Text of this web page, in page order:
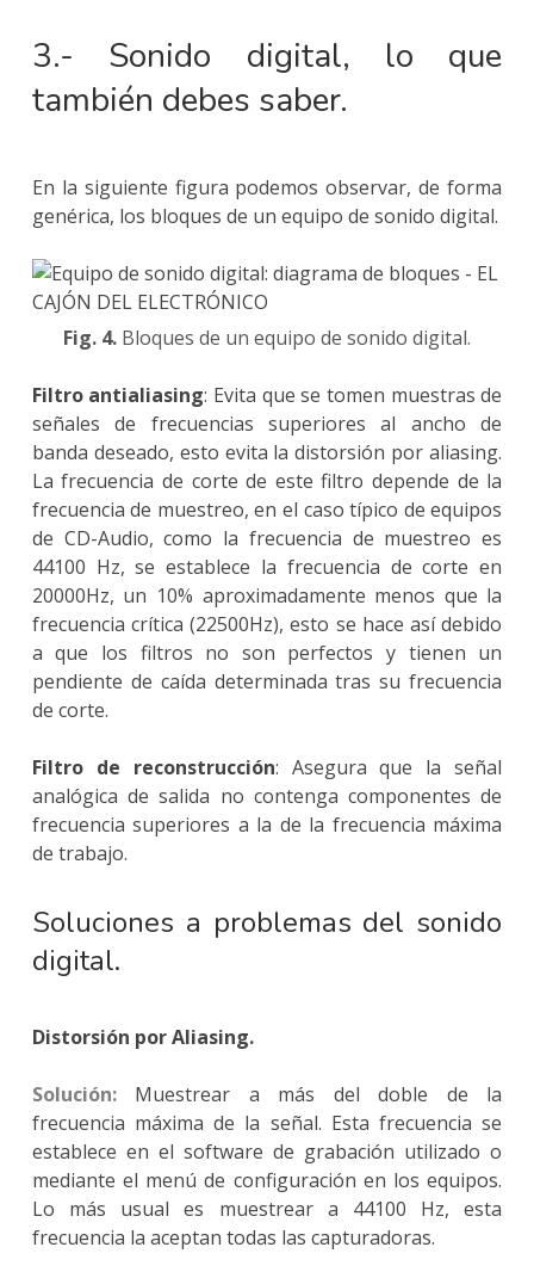
3.- Sonido digital, lo que
también debes saber.
En la siguiente figura podemos observar, de forma
genérica, los bloques de un equipo de sonido digital.
Fig. 4. Bloques de un equipo de sonido digital.
Filtro antialiasing: Evita que se tomen muestras de
señales de frecuencias superiores al ancho de
banda deseado, esto evita la distorsión por aliasing.
La frecuencia de corte de este filtro depende de la
frecuencia de muestreo, en el caso típico de equipos
de CD-Audio, como la frecuencia de muestreo es
44100 Hz, se establece la frecuencia de corte en
20000Hz, un 10% aproximadamente menos que la
frecuencia crítica (22500Hz), esto se hace así debido
a que los filtros no son perfectos y tienen un
pendiente de caída determinada tras su frecuencia
de corte.
Filtro de reconstrucción: Asegura que la señal
analógica de salida no contenga componentes de
frecuencia superiores a la de la frecuencia máxima
de trabajo.
Soluciones a problemas del sonido
digital.
Distorsión por Aliasing.
Solución:Muestrear a más del doble de la
frecuencia máxima de la señal. Esta frecuencia se
establece en el software de grabación utilizado o
mediante el menú de configuración en los equipos.
Lo más usual es muestrear a 44100 Hz, esta
frecuencia la aceptan todas las capturadoras.